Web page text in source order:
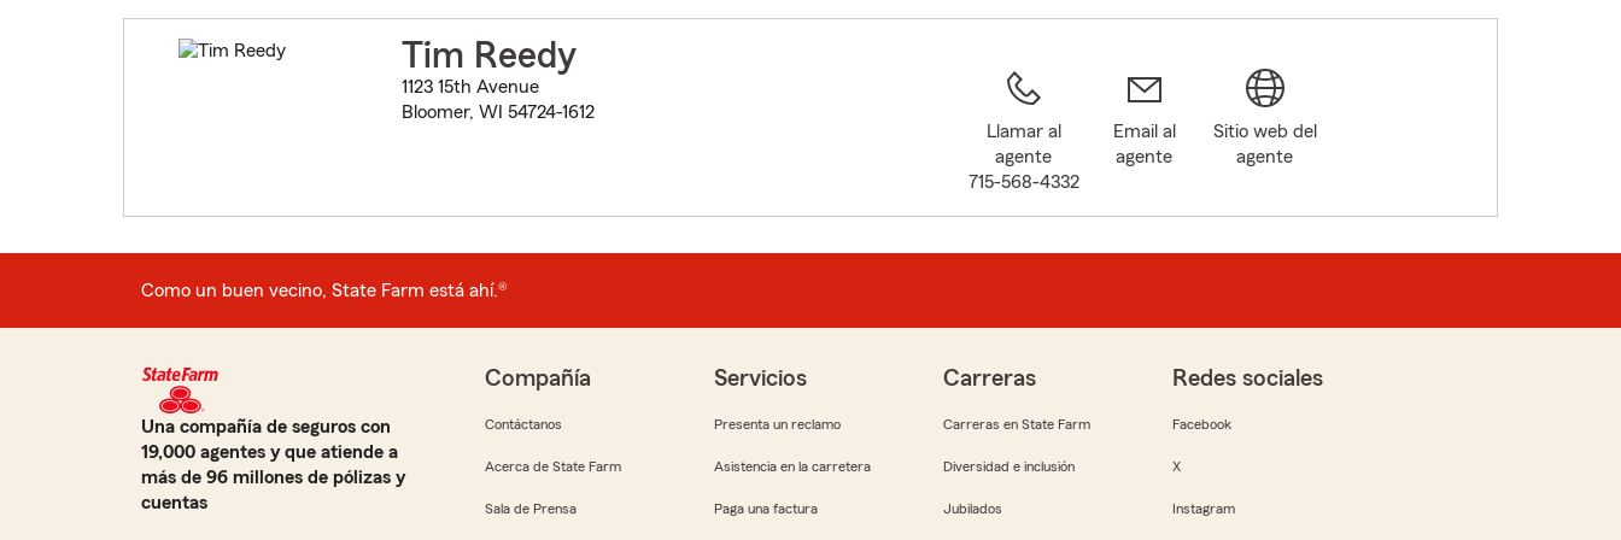
Tim Reedy
1123 15th Avenue
Bloomer, WI 54724-1612
Llamar al
agente
715-568-4332
Email al
agente
Sitio web del
agente
Como un buen vecino, State Farm está ahí.®
Una compañía de seguros con
19,000 agentes y que atiende a
más de 96 millones de pólizas y
cuentas
Compañía
Contáctanos
Acerca de State Farm
Sala de Prensa
Servicios
Presenta un reclamo
Asistencia en la carretera
Paga una factura
Carreras
Carreras en State Farm
Diversidad e inclusión
Jubilados
Redes sociales
Facebook
X
Instagram